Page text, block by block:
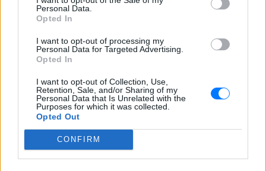
Personal Data.
Opted In
I want to opt-out of processing my
Personal Data for Targeted Advertising.
Opted In
I want to opt-out of Collection, Use,
Retention, Sale, and/or Sharing of my
Personal Data that Is Unrelated with the
Purposes for which it was collected.
Opted Out
CONFIRM
Ακολουθήστε το E-Radio.gr στο
και μάθετε πρώτοι
Για ακόμη περισσότερανέα